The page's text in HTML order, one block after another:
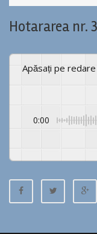
Hotararea nr.
Apăsați pe
0:00